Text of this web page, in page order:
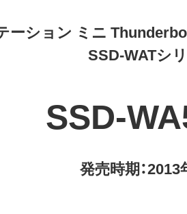
ーション ミニ
SSD-WATシ
SSD-
発売時期：2013